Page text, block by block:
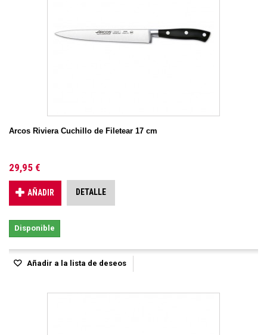
Arcos Riviera Cuchillo de Filetear 17 cm
29,95 €
AÑADIR DETALLE
Disponible
Añadir a la lista de deseos